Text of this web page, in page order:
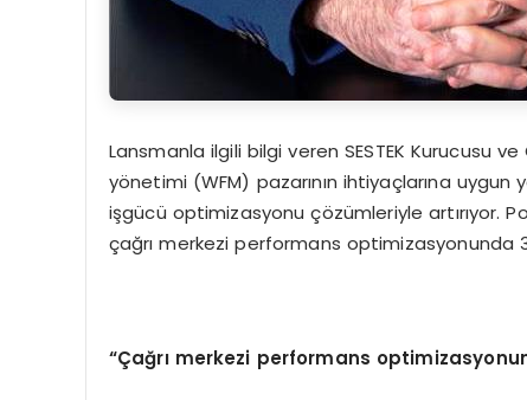
Lansmanla ilgili bilgi veren SESTEK Kurucusu
yönetimi (WFM) pazarının ihtiyaçlarına uygun
işgücü optimizasyonu çözümleriyle artırıyor.
çağrı merkezi performans optimizasyonunda
“Çağrı merkezi performans